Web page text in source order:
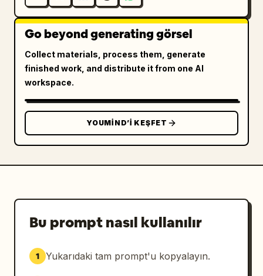
Go beyond generating görsel
Collect materials, process them, generate
finished work, and distribute it from one AI
workspace.
YOUMIND’I KEŞFET
Bu prompt nasıl kullanılır
1 Yukarıdaki tam prompt'u kopyalayın.